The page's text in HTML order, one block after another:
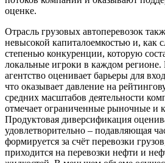
оценке.
Отрасль грузовых автоперевозок
невысокой капиталоемкостью и, как
степенью конкуренции, которую
локальные игроки в каждом регионе.
агентство оценивает барьеры для
что оказывает давление на
средних масштабов деятельности
отмечает ограниченные рыночные и
Продуктовая диверсификация
удовлетворительно – подавляющая
формируется за счёт перевозки
приходится на перевозки нефти и